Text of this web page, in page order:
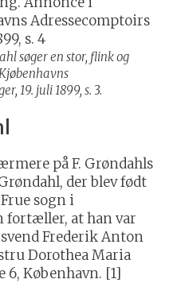
søger en stor, flink og
19. juli 1899, s. 3.
på F. Grøndahls
der blev født
Frue sogn i
fortæller, at han var
Frederik Anton
Dorothea Maria
København. [1]